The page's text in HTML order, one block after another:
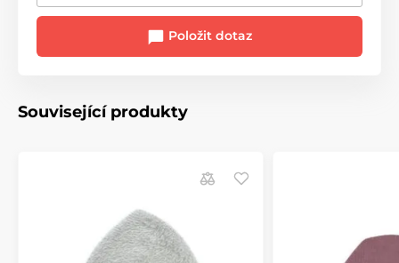
Položit dotaz
Související produkty